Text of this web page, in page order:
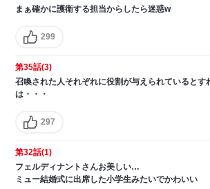
まぁ確かに護衛する担当からしたら迷惑w
299
第35話(3)
召喚された人それぞれに役割が与えられているとす
は・・・
297
第32話(1)
フェルディナントさんお美しい…
ミュー結婚式に出席した小学生みたいでかわいい